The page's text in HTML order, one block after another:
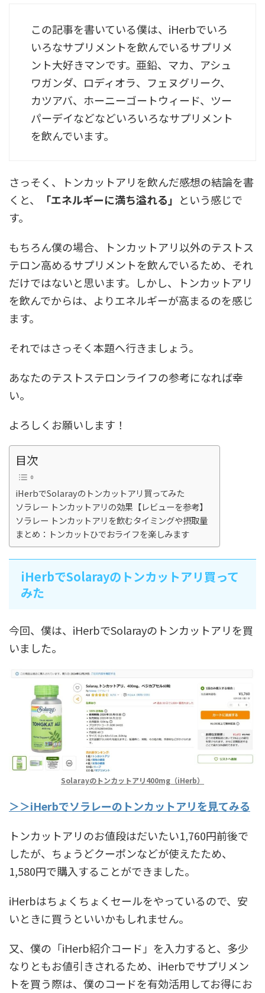
この記事を書いている僕は、iHerbでいろ
いろなサプリメントを飲んでいるサプリメ
ント大好きマンです。亜鉛、マカ、アシュ
ワガンダ、ロディオラ、フェヌグリーク、
カツアバ、ホーニーゴートウィード、ツー
パーデイなどなどいろいろなサプリメント
を飲んでいます。
さっそく、トンカットアリを飲んだ感想の結論を書
くと、
「エネルギーに満ち溢れる」 という感じで
す。
もちろん僕の場合、トンカットアリ以外のテストス
テロン高めるサプリメントを飲んでいるため、それ
だけではないと思います。しかし、トンカットアリ
を飲んでからは、よりエネルギーが高まるのを感じ
ます。
それではさっそく本題へ行きましょう。
あなたのテストステロンライフの参考になれば幸
い。
よろしくお願いします！
目次
iHerbでSolarayのトンカットアリ買ってみた
ソラレー トンカットアリの効果【レビューを参考】
ソラレー トンカットアリを飲むタイミングや摂取量
まとめ：トンカットひでおライフを楽しみます
iHerbでSolarayのトンカットアリ買って
みた
今回、僕は、iHerbでSolarayのトンカットアリを買
いました。
Solarayのトンカットアリ400mg（iHerb）
＞＞iHerbでソラレーのトンカットアリを見てみる
トンカットアリのお値段はだいたい1,760円前後で
したが、ちょうどクーポンなどが使えたため、
1,580円で購入することができました。
iHerbはちょくちょくセールをやっているので、安
いときに買うといいかもしれません。
又、僕の「iHerb紹介コード」を入力すると、多少
なりともお値引きされるため、iHerbでサプリメン
トを買う際は、僕のコードを有効活用してお得にお